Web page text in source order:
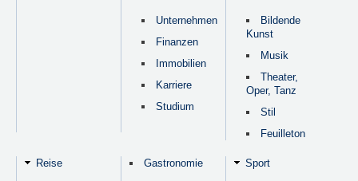
Unternehmen
Finanzen
Immobilien
Karriere
Studium
Bildende
Kunst
Musik
Theater,
Oper, Tanz
Stil
Feuilleton
Reise Gastronomie Sport